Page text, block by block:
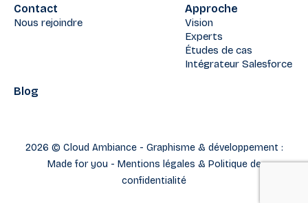
Approche
Vision
Experts
Études de cas
Intégrateur Salesforce
Blog
Contact
Nous rejoindre
2026 © Cloud Ambiance - Graphisme & développement :
Made for you - Mentions légales & Politique de
confidentialité